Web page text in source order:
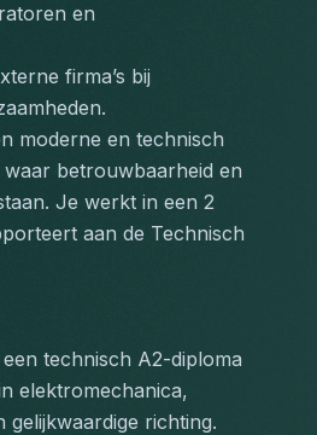
en
firma’s bij
moderne en technisch
waar betrouwbaarheid en
Je werkt in een 2
aan de Technisch
technisch A2-diploma
elektromechanica,
gelijkwaardige richting.